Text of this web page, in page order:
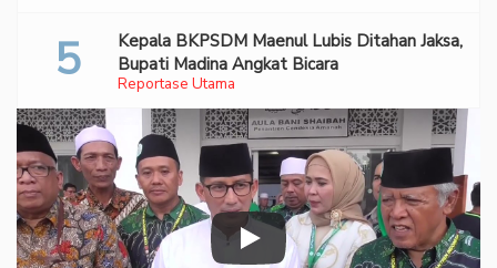
Reportase Utama
Kepala BKPSDM Maenul Lubis Ditahan Jaksa,
Bupati Madina Angkat Bicara